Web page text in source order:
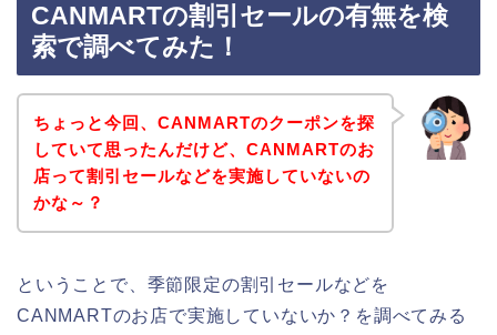
CANMARTの割引セールの有無を検
索で調べてみた！
ちょっと今回、CANMARTのクーポンを探
していて思ったんだけど、CANMARTのお
店って割引セールなどを実施していないの
かな～？
ということで、季節限定の割引セールなどを
CANMARTのお店で実施していないか？を調べてみる